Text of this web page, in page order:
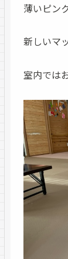
薄いピン
新しいマ
室内では